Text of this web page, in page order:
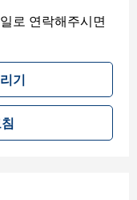
로 연락해주시면
기